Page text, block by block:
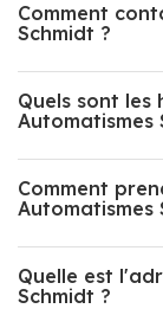
Comment
Schmidt ?
Quels sont
Automatismes
Comment
Automatismes
Quelle est
Schmidt ?